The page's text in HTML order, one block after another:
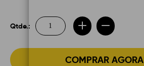
Qtde.:
COMPRAR AGORA